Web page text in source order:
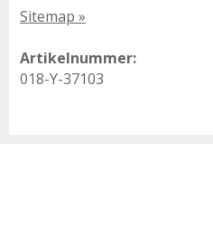
Sitemap »
Artikelnummer:
018-Y-37103